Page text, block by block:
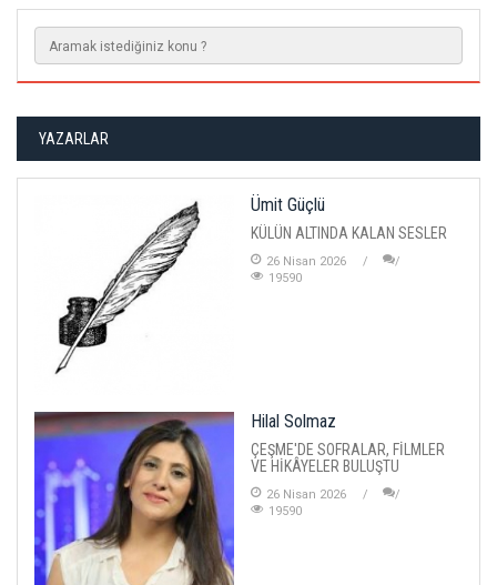
YAZARLAR
Ümit Güçlü
KÜLÜN ALTINDA KALAN SESLER
26 Nisan 2026
19590
Hilal Solmaz
ÇEŞME'DE SOFRALAR, FİLMLER
VE HİKÂYELER BULUŞTU
26 Nisan 2026
19590